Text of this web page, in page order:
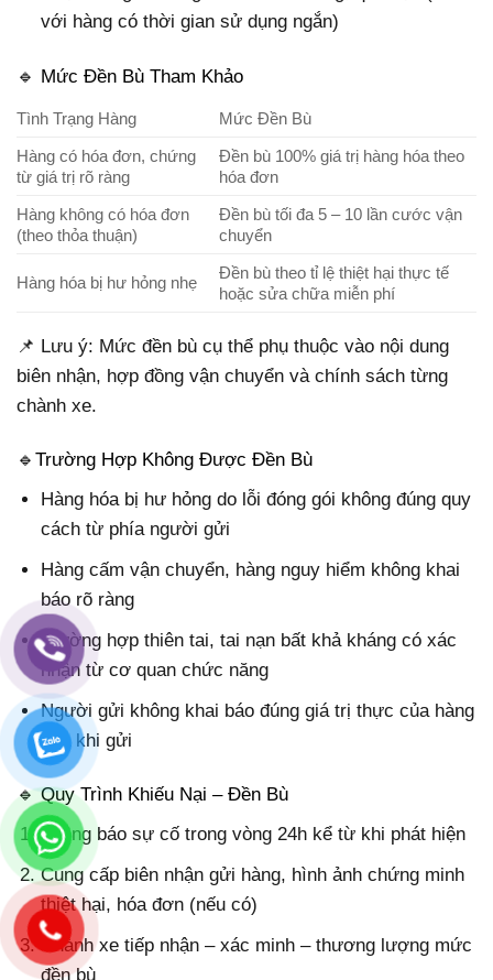
với hàng có thời gian sử dụng ngắn)
🔹 Mức Đền Bù Tham Khảo
Tình Trạng Hàng
Mức Đền Bù
Hàng có hóa đơn, chứng
từ giá trị rõ ràng
Đền bù 100% giá trị hàng hóa theo
hóa đơn
Hàng không có hóa đơn
(theo thỏa thuận)
Đền bù tối đa 5 – 10 lần cước vận
chuyển
Hàng hóa bị hư hỏng nhẹ
Đền bù theo tỉ lệ thiệt hại thực tế
hoặc sửa chữa miễn phí
📌 Lưu ý: Mức đền bù cụ thể phụ thuộc vào nội dung
biên nhận, hợp đồng vận chuyển và chính sách từng
chành xe.
🔹Trường Hợp Không Được Đền Bù
Hàng hóa bị hư hỏng do lỗi đóng gói không đúng quy
cách từ phía người gửi
Hàng cấm vận chuyển, hàng nguy hiểm không khai
báo rõ ràng
Trường hợp thiên tai, tai nạn bất khả kháng có xác
nhận từ cơ quan chức năng
Người gửi không khai báo đúng giá trị thực của hàng
hóa khi gửi
🔹 Quy Trình Khiếu Nại – Đền Bù
Thông báo sự cố trong vòng 24h kể từ khi phát hiện
Cung cấp biên nhận gửi hàng, hình ảnh chứng minh
thiệt hại, hóa đơn (nếu có)
Chành xe tiếp nhận – xác minh – thương lượng mức
đền bù